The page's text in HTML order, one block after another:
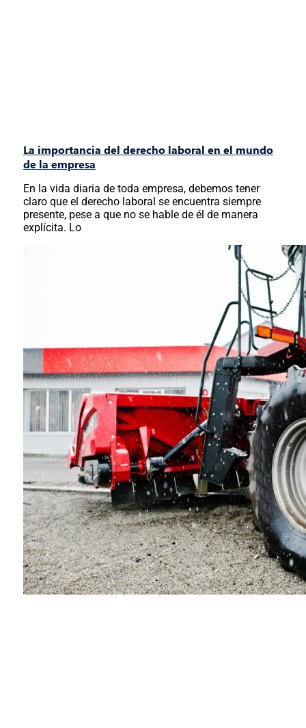
La importancia del derecho laboral en el mundo
de la empresa
En la vida diaria de toda empresa, debemos tener
claro que el derecho laboral se encuentra siempre
presente, pese a que no se hable de él de manera
explícita. Lo